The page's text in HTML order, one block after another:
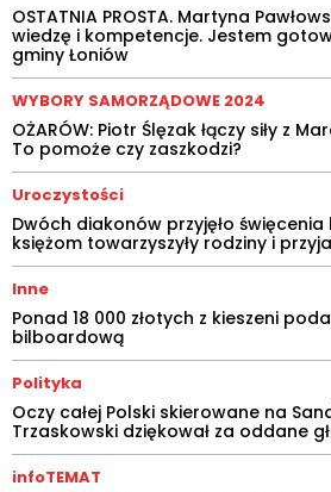
OSTATNIA PROSTA. Martyna
wiedzę i kompetencje. Jestem
gminy Łoniów
WYBORY SAMORZĄDOWE 2024
OŻARÓW: Piotr Ślęzak łączy siły z
To pomoże czy zaszkodzi?
Uroczystości
Dwóch diakonów przyjęło święcenia
księżom towarzyszyły rodziny i
Inne
Ponad 18 000 złotych z kieszeni
bilboardową
Polityka
Oczy całej Polski skierowane na
Trzaskowski dziękował za oddane
infoTEMAT